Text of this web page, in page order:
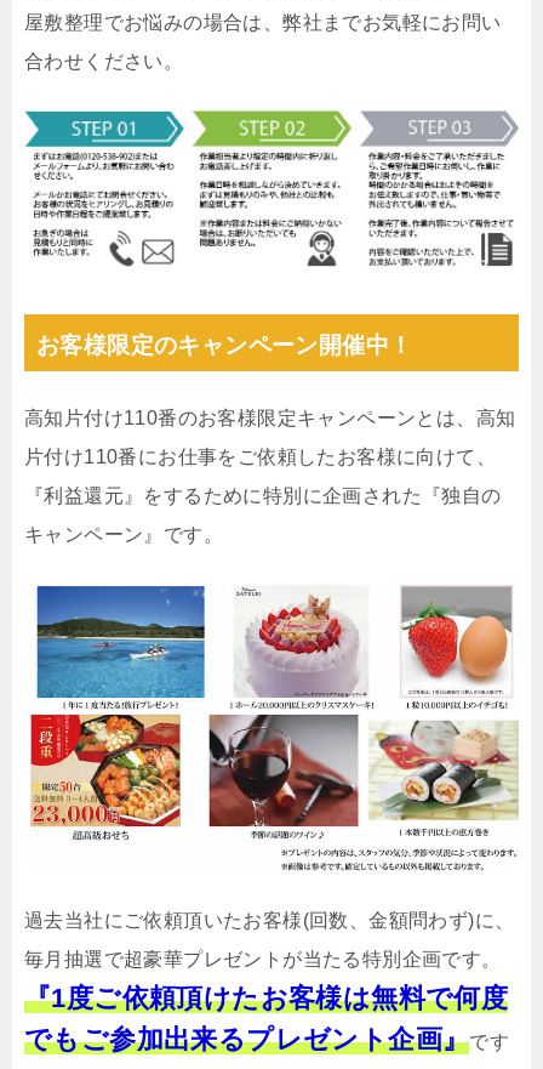
屋敷整理でお悩みの場合は、弊社までお気軽にお問い
合わせください。
お客様限定のキャンペーン開催中！
高知片付け110番のお客様限定キャンペーンとは、高知
片付け110番にお仕事をご依頼したお客様に向けて、
『利益還元』をするために特別に企画された『独自の
キャンペーン』です。
過去当社にご依頼頂いたお客様(回数、金額問わず)に、
毎月抽選で超豪華プレゼントが当たる特別企画です。
『1度ご依頼頂けたお客様は無料で何度
でもご参加出来るプレゼント企画』です